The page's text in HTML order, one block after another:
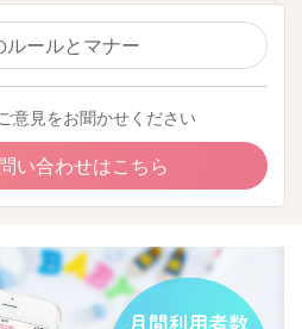
ルールとマナー
意見をお聞かせください
い合わせはこちら